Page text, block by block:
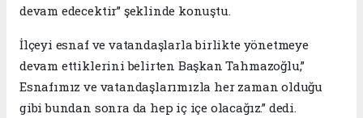
devam edecektir” şeklinde konuştu.
İlçeyi esnaf ve vatandaşlarla birlikte yönetmeye
devam ettiklerini belirten Başkan Tahmazoğlu,”
Esnafımız ve vatandaşlarımızla her zaman olduğu
gibi bundan sonra da hep iç içe olacağız.” dedi.